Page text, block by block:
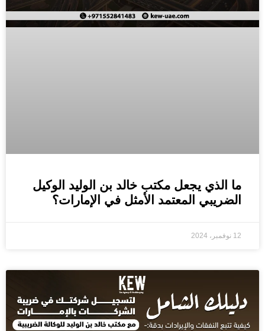
ما الذي يجعل مكتب خالد بن الوليد الوكيل
الضريبي المعتمد الأمثل في الإمارات؟
12 نوفمبر، 2024